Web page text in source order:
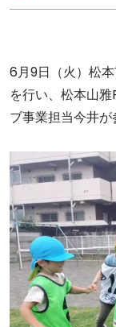
6月9日（火）松
を行い、松本山
ブ事業担当今井が